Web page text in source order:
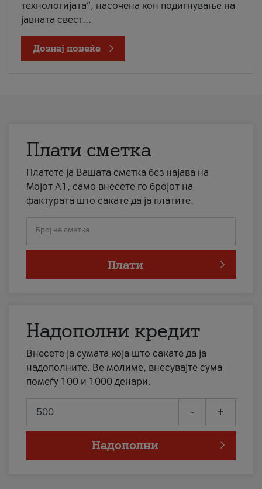
технологијата“, насочена кон подигнување на
јавната свест...
Дознај повеќе
Плати сметка
Платете ја Вашата сметка без најава на
Мојот А1, само внесете го бројот на
фактурата што сакате да ја платите.
Број на сметка
Плати
Надополни кредит
Внесете ја сумата која што сакате да ја
надополните. Ве молиме, внесувајте сума
помеѓу 100 и 1000 денари.
- +
Надополни